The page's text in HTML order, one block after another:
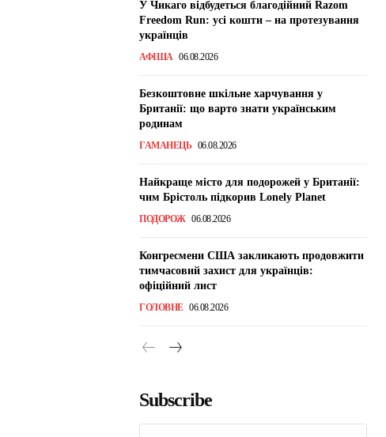
У Чикаго відбудеться благодійний Razom
Freedom Run: усі кошти – на протезування
українців
АФІША 06.08.2026
Безкоштовне шкільне харчування у
Британії: що варто знати українським
родинам
ГАМАНЕЦЬ 06.08.2026
Найкраще місто для подорожей у Британії:
чим Брістоль підкорив Lonely Planet
ПОДОРОЖ 06.08.2026
Конгресмени США закликають продовжити
тимчасовий захист для українців:
офіційний лист
ГОЛОВНЕ 06.08.2026
Subscribe